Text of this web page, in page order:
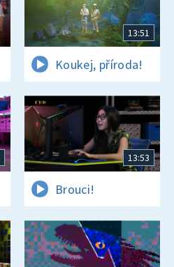
13:51
Koukej, příroda!
13:53
Brouci!